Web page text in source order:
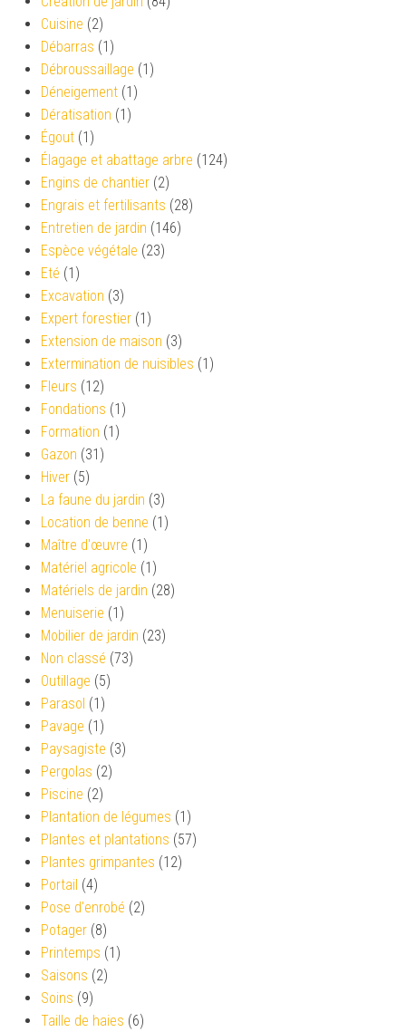
Cuisine (2)
Débarras (1)
Débroussaillage (1)
Déneigement (1)
Dératisation (1)
Égout (1)
Élagage et abattage arbre (124)
Engins de chantier (2)
Engrais et fertilisants (28)
Entretien de jardin (146)
Espèce végétale (23)
Eté (1)
Excavation (3)
Expert forestier (1)
Extension de maison (3)
Extermination de nuisibles (1)
Fleurs (12)
Fondations (1)
Formation (1)
Gazon (31)
Hiver (5)
La faune du jardin (3)
Location de benne (1)
Maître d'œuvre (1)
Matériel agricole (1)
Matériels de jardin (28)
Menuiserie (1)
Mobilier de jardin (23)
Non classé (73)
Outillage (5)
Parasol (1)
Pavage (1)
Paysagiste (3)
Pergolas (2)
Piscine (2)
Plantation de légumes (1)
Plantes et plantations (57)
Plantes grimpantes (12)
Portail (4)
Pose d'enrobé (2)
Potager (8)
Printemps (1)
Saisons (2)
Soins (9)
Taille de haies (6)